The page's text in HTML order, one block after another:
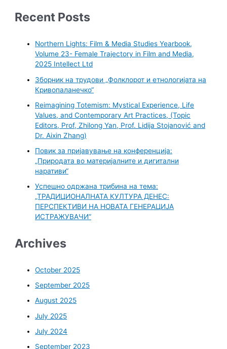
Recent Posts
Northern Lights: Film & Media Studies Yearbook,
Volume 23- Female Trajectory in Film and Media,
2025 Intellect Ltd
Зборник на трудови „Фолклорот и етнологијата на
Кривопаланечко“
Reimagining Totemism: Mystical Experience, Life
Values, and Contemporary Art Practices, (Topic
Editors, Prof, Zhilong Yan, Prof. Lidija Stojanović and
Dr. Aixin Zhang)
Повик за пријавување на конференција:
„Природата во материјалните и дигитални
наративи“
Успешно одржана трибина на тема:
„ТРАДИЦИОНАЛНАТА КУЛТУРА ДЕНЕС:
ПЕРСПЕКТИВИ НА НОВАТА ГЕНЕРАЦИЈА
ИСТРАЖУВАЧИ“
Archives
October 2025
September 2025
August 2025
July 2025
July 2024
September 2023